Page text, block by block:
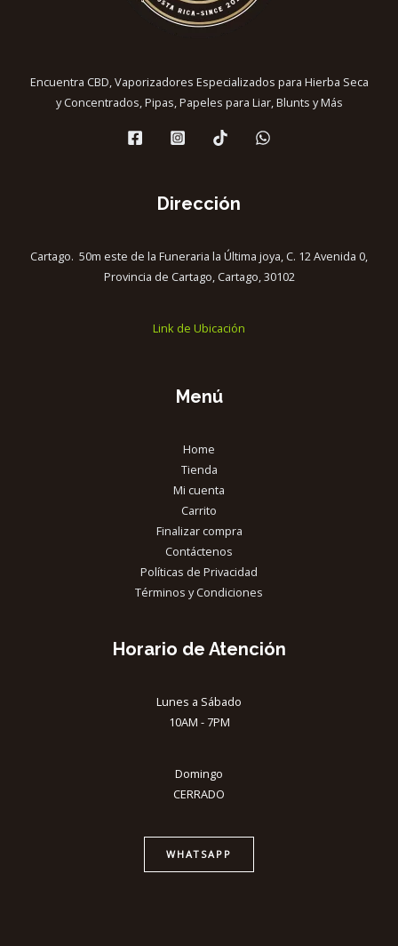
Encuentra CBD, Vaporizadores Especializados para Hierba Seca
y Concentrados, Pipas, Papeles para Liar, Blunts y Más
Dirección
Cartago. 50m este de la Funeraria la Última joya, C. 12 Avenida 0,
Provincia de Cartago, Cartago, 30102
Link de Ubicación
Menú
Home
Tienda
Mi cuenta
Carrito
Finalizar compra
Contáctenos
Políticas de Privacidad
Términos y Condiciones
Horario de Atención
Lunes a Sábado
10AM - 7PM
Domingo
CERRADO
WHATSAPP